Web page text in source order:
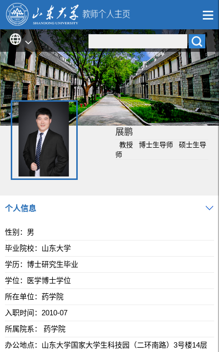
展鹏
教授 博士生导师 硕士生导
师
个人信息
性别：男
毕业院校：山东大学
学历：博士研究生毕业
学位：医学博士学位
所在单位：药学院
入职时间：2010-07
所属院系： 药学院
办公地点：山东大学国家大学生科技园（二环南路）3号楼14层